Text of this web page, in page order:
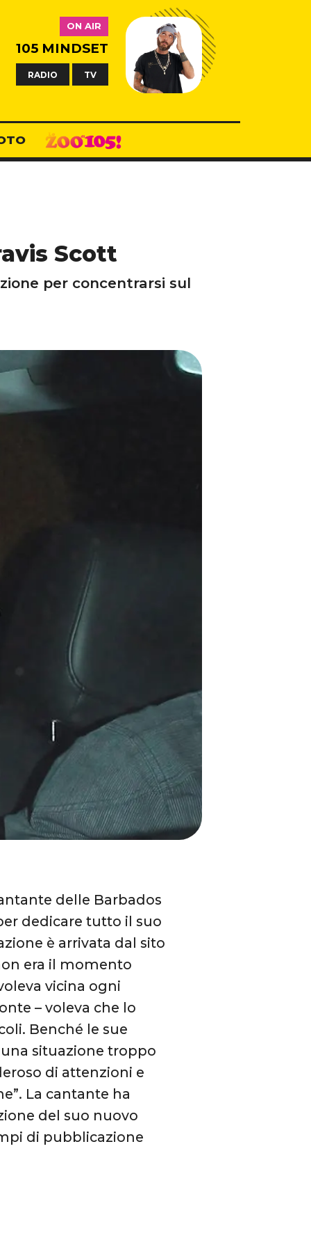
ON AIR
105 MINDSET
RADIO TV
Scott
per concentrarsi sul
delle Barbados
dedicare tutto il suo
è arrivata dal sito
era il momento
vicina ogni
– voleva che lo
Benché le sue
situazione troppo
di attenzioni e
La cantante ha
del suo nuovo
di pubblicazione